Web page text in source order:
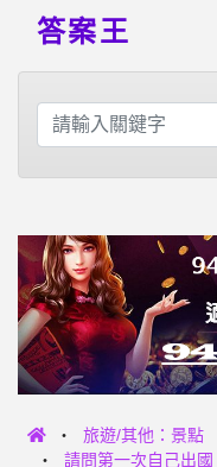
答案王
旅遊/其他：景點
請問第一次自己出